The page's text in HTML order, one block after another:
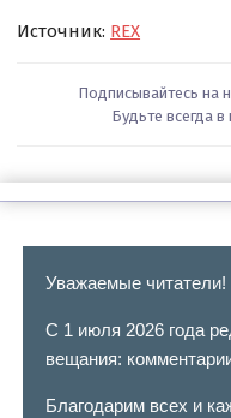
Источник: REX
Подписывайтесь на
Будьте всегда в
Уважаемые читатели!
С 1 июля 2026 года
вещания:
Благодарим всех и